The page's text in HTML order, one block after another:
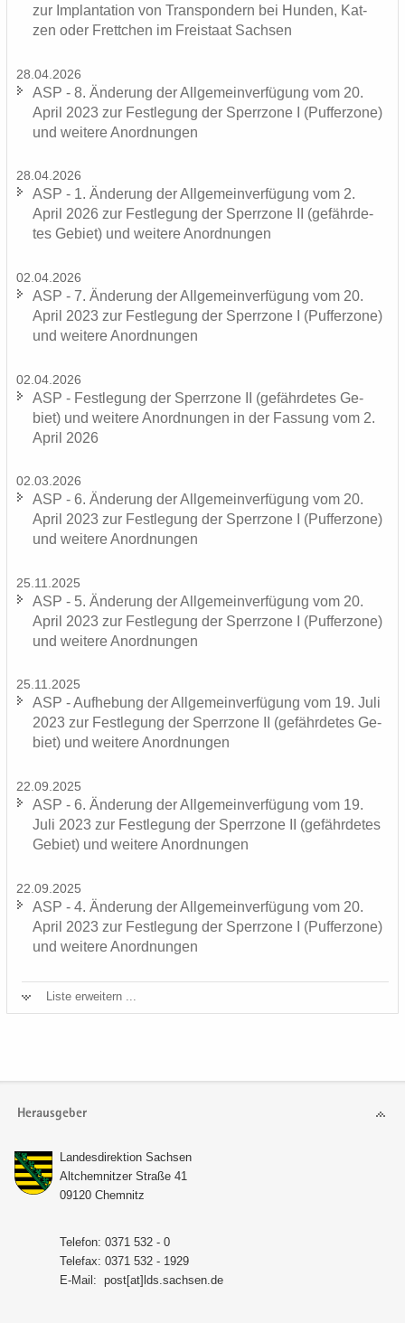
zur Im­plan­ta­ti­on von Trans­pon­dern bei Hun­den, Kat­
zen oder Frett­chen im Frei­staat Sach­sen
28.04.2026
ASP - 8. Än­de­rung der All­ge­mein­ver­fü­gung vom 20.
April 2023 zur Fest­le­gung der Sperr­zo­ne I (Puf­fer­zo­ne)
und wei­te­re An­ord­nun­gen
28.04.2026
ASP - 1. Än­de­rung der All­ge­mein­ver­fü­gung vom 2.
April 2026 zur Fest­le­gung der Sperr­zo­ne II (ge­fähr­de­
tes Ge­biet) und wei­te­re An­ord­nun­gen
02.04.2026
ASP - 7. Än­de­rung der All­ge­mein­ver­fü­gung vom 20.
April 2023 zur Fest­le­gung der Sperr­zo­ne I (Puf­fer­zo­ne)
und wei­te­re An­ord­nun­gen
02.04.2026
ASP - Fest­le­gung der Sperr­zo­ne II (ge­fähr­de­tes Ge­
biet) und wei­te­re An­ord­nun­gen in der Fas­sung vom 2.
April 2026
02.03.2026
ASP - 6. Än­de­rung der All­ge­mein­ver­fü­gung vom 20.
April 2023 zur Fest­le­gung der Sperr­zo­ne I (Puf­fer­zo­ne)
und wei­te­re An­ord­nun­gen
25.11.2025
ASP - 5. Än­de­rung der All­ge­mein­ver­fü­gung vom 20.
April 2023 zur Fest­le­gung der Sperr­zo­ne I (Puf­fer­zo­ne)
und wei­te­re An­ord­nun­gen
25.11.2025
ASP - Auf­he­bung der All­ge­mein­ver­fü­gung vom 19. Juli
2023 zur Fest­le­gung der Sperr­zo­ne II (ge­fähr­de­tes Ge­
biet) und wei­te­re An­ord­nun­gen
22.09.2025
ASP - 6. Än­de­rung der All­ge­mein­ver­fü­gung vom 19.
Juli 2023 zur Fest­le­gung der Sperr­zo­ne II (ge­fähr­de­tes
Ge­biet) und wei­te­re An­ord­nun­gen
22.09.2025
ASP - 4. Än­de­rung der All­ge­mein­ver­fü­gung vom 20.
April 2023 zur Fest­le­gung der Sperr­zo­ne I (Puf­fer­zo­ne)
und wei­te­re An­ord­nun­gen
Liste er­wei­tern ...
Herausgeber
Lan­des­di­rek­ti­on Sach­sen
Alt­chem­nit­zer Stra­ße 41
09120 Chem­nitz
Te­le­fon: 0371 532 - 0
Te­le­fax: 0371 532 - 1929
E-​Mail: post[at]lds.sach­sen.de